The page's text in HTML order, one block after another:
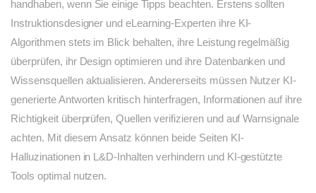
handhaben, wenn Sie einige Tipps beachten. Erstens sollten
Instruktionsdesigner und eLearning-Experten ihre KI-
Algorithmen stets im Blick behalten, ihre Leistung regelmäßig
überprüfen, ihr Design optimieren und ihre Datenbanken und
Wissensquellen aktualisieren. Andererseits müssen Nutzer KI-
generierte Antworten kritisch hinterfragen, Informationen auf ihre
Richtigkeit überprüfen, Quellen verifizieren und auf Warnsignale
achten. Mit diesem Ansatz können beide Seiten KI-
Halluzinationen in L&D-Inhalten verhindern und KI-gestützte
Tools optimal nutzen.